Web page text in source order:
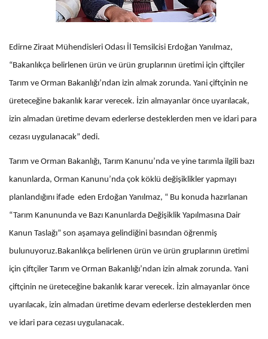
Edirne Ziraat Mühendisleri Odası İl Temsilcisi Erdoğan Yanılmaz,
“Bakanlıkça belirlenen ürün ve ürün gruplarının üretimi için çiftçiler
Tarım ve Orman Bakanlığı’ndan izin almak zorunda. Yani çiftçinin ne
üreteceğine bakanlık karar verecek. İzin almayanlar önce uyarılacak,
izin almadan üretime devam ederlerse desteklerden men ve idari para
cezası uygulanacak” dedi.
Tarım ve Orman Bakanlığı, Tarım Kanunu’nda ve yine tarımla ilgili bazı
kanunlarda, Orman Kanunu’nda çok köklü değişiklikler yapmayı
planlandığını ifade eden Erdoğan Yanılmaz, “ Bu konuda hazırlanan
“Tarım Kanununda ve Bazı Kanunlarda Değişiklik Yapılmasına Dair
Kanun Taslağı” son aşamaya gelindiğini basından öğrenmiş
bulunuyoruz.Bakanlıkça belirlenen ürün ve ürün gruplarının üretimi
için çiftçiler Tarım ve Orman Bakanlığı’ndan izin almak zorunda. Yani
çiftçinin ne üreteceğine bakanlık karar verecek. İzin almayanlar önce
uyarılacak, izin almadan üretime devam ederlerse desteklerden men
ve idari para cezası uygulanacak.